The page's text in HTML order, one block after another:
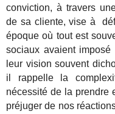
conviction, à travers
de sa cliente, vise à
époque où tout est
sociaux avaient
leur vision souvent
il rappelle la
nécessité de la prendre
préjuger de nos